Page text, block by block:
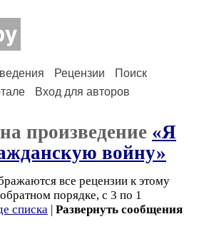
Рецензии
Поиск
Вход для авторов
произведение «Я
войну»
все рецензии к этому
порядке, с 3 по 1
списка | Развернуть сообщения